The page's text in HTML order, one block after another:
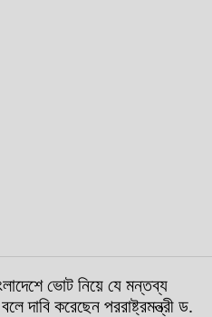
ভোট নিয়ে যে মন্তব্য
দাবি করেছেন পররাষ্ট্রমন্ত্রী ড.